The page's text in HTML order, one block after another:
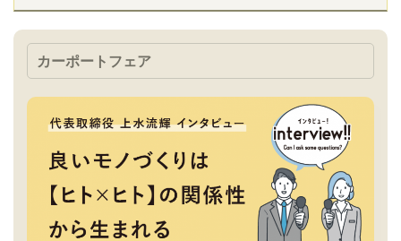
カーポートフェア